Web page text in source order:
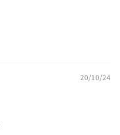
20/10/24